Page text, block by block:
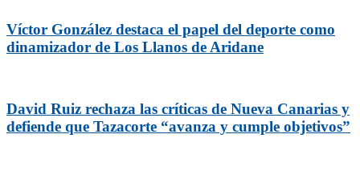
Víctor González destaca el papel del deporte como
dinamizador de Los Llanos de Aridane
David Ruiz rechaza las críticas de Nueva Canarias y
defiende que Tazacorte “avanza y cumple objetivos”